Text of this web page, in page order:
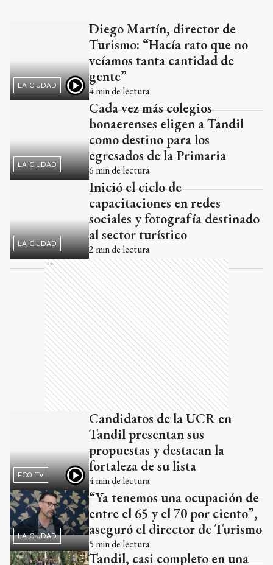
LA CIUDAD
Diego Martín, director de
Turismo: “Hacía rato que no
veíamos tanta cantidad de
gente”
4min de lectura
LA CIUDAD
Cada vez más colegios
bonaerenses eligen a Tandil
como destino para los
egresados de la Primaria
6 min de lectura
LA CIUDAD
Inició el ciclo de
capacitaciones en redes
sociales y fotografía destinado
al sector turístico
2 min de lectura
Ads
ECO TV
Candidatos de la UCR en
Tandil presentan sus
propuestas y destacan la
fortaleza de su lista
4min de lectura
LA CIUDAD
“Ya tenemos una ocupación de
entre el 65 y el 70 por ciento”,
aseguró el director de Turismo
5 min de lectura
Tandil, casi completo en una